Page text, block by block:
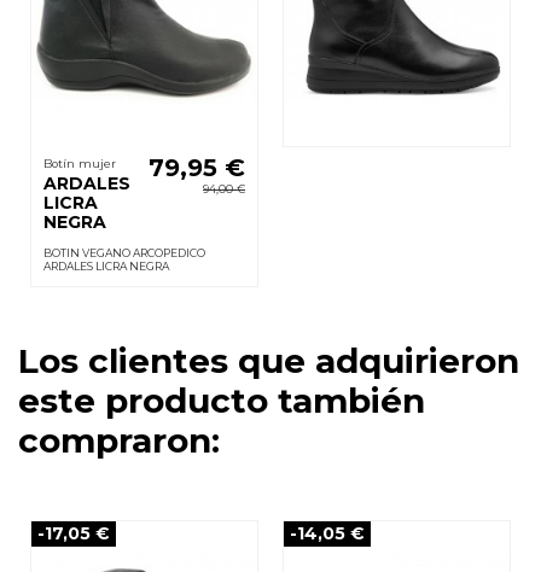
Botín mujer
ARDALES
LICRA
NEGRA
79,95 €
94,00 €
BOTIN VEGANO ARCOPEDICO
ARDALES LICRA NEGRA
Los clientes que adquirieron
este producto también
compraron:
-17,05 € -14,05 €